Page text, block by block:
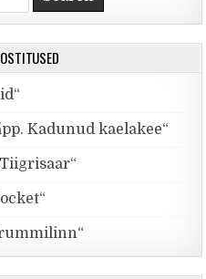
Kadunud kaelakee“